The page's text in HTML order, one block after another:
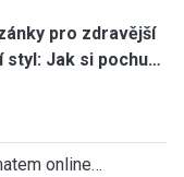
pro zdravější
styl: Jak si pochu…
online…